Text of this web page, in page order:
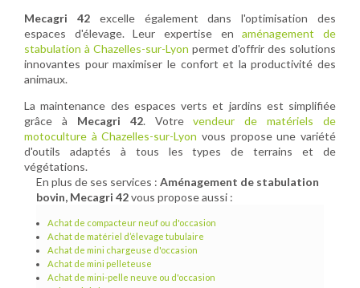
Mecagri 42excelle également dans l'optimisation des
espaces d'élevage. Leur expertise enaménagement de
stabulation à Chazelles-sur-Lyon permet d'offrir des solutions
innovantes pour maximiser le confort et la productivité des
animaux.
La maintenance des espaces verts et jardins est simplifiée
grâce à Mecagri 42. Votrevendeur de matériels de
motoculture à Chazelles-sur-Lyon vous propose une variété
d'outils adaptés à tous les types de terrains et de
végétations.
En plus de ses services : Aménagement de stabulation
bovin, Mecagri 42vous propose aussi :
Achat de compacteur neuf ou d'occasion
Achat de matériel d’élevage tubulaire
Achat de mini chargeuse d'occasion
Achat de mini pelleteuse
Achat de mini-pelle neuve ou d'occasion